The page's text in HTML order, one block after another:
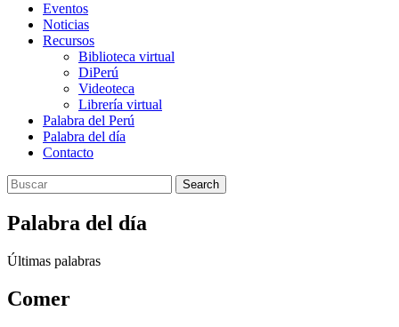
Eventos
Noticias
Recursos
Biblioteca virtual
DiPerú
Videoteca
Librería virtual
Palabra del Perú
Palabra del día
Contacto
Search
Palabra del día
Últimas palabras
Comer